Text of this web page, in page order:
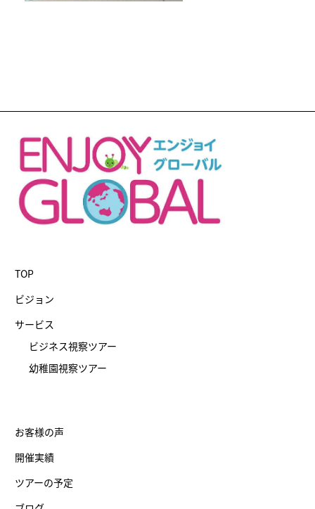
TOP
ビジョン
サービス
ビジネス視察ツアー
幼稚園視察ツアー
お客様の声
開催実績
ツアーの予定